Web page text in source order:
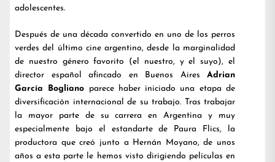
adolescentes.
Después de una década convertido en uno de los perros
verdes del último cine argentino, desde la marginalidad
de nuestro género favorito (el nuestro, y el suyo), el
director español afincado en Buenos Aires Adrian
García Bogliano parece haber iniciado una etapa de
diversificación internacional de su trabajo. Tras trabajar
la mayor parte de su carrera en Argentina y muy
especialmente bajo el estandarte de Paura Flics, la
productora que creó junto a Hernán Moyano, de unos
años a esta parte le hemos visto dirigiendo películas en